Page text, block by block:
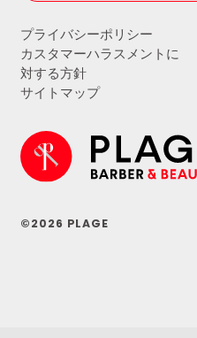
プライバシーポリシー
カスタマーハラスメントに
対する方針
サイトマップ
©2026 PLAGE